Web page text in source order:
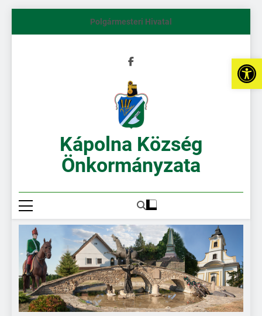
Polgármesteri Hivatal
Kápolna Község
Önkormányzata